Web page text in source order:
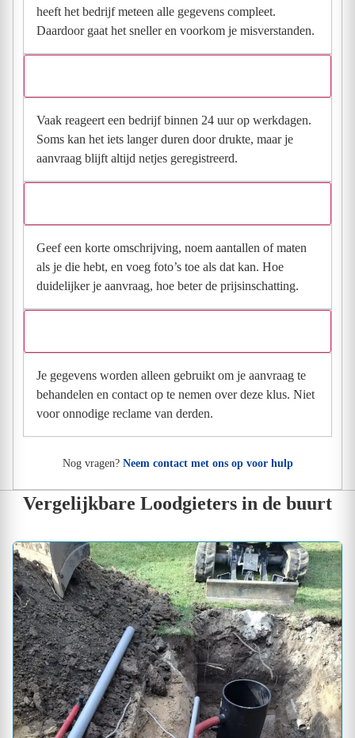
heeft het bedrijf meteen alle gegevens compleet.
Daardoor gaat het sneller en voorkom je misverstanden.
Vaak reageert een bedrijf binnen 24 uur op werkdagen.
Soms kan het iets langer duren door drukte, maar je
aanvraag blijft altijd netjes geregistreerd.
Geef een korte omschrijving, noem aantallen of maten
als je die hebt, en voeg foto’s toe als dat kan. Hoe
duidelijker je aanvraag, hoe beter de prijsinschatting.
Je gegevens worden alleen gebruikt om je aanvraag te
behandelen en contact op te nemen over deze klus. Niet
voor onnodige reclame van derden.
Nog vragen? Neem contact met ons op voor hulp
Vergelijkbare Loodgieters in de buurt